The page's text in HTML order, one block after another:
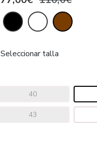
Seleccionar talla
40
43